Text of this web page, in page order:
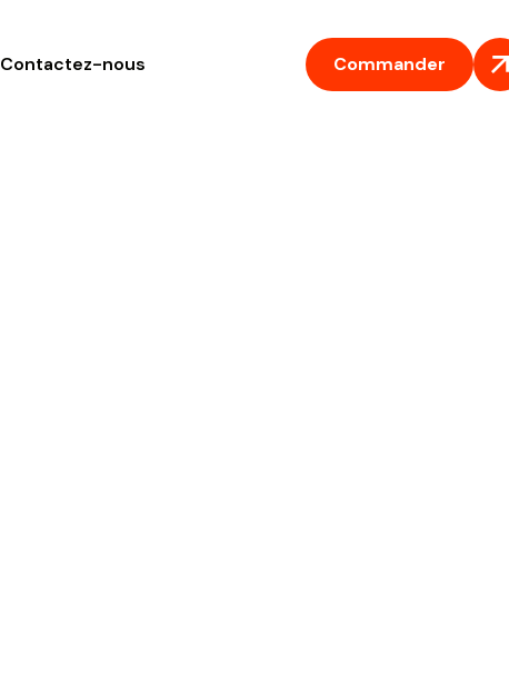
Contactez-nous Commander